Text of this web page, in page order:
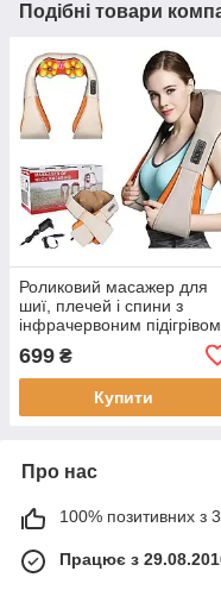
Подібні товари
Роликовий масажер для
шиї, плечей і спини з
інфрачервоним підігрівом
Шиацу Massager of Neck
Kneading Вібро
699 ₴
Купити
Про нас
100% позитивних з
Працює з